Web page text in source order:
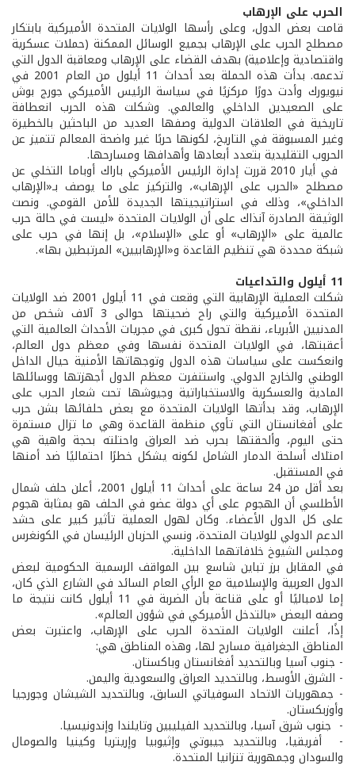
الحرب على الإرهاب
قامت بعض الدول، وعلى رأسها الولايات المتحدة الأميركية بابتكار
مصطلح الحرب على الإرهاب بجميع الوسائل الممكنة (حملات عسكرية
واقتصادية وإعلامية) بهدف القضاء على الإرهاب ومعاقبة الدول التي
تدعمه. بدأت هذه الحملة بعد أحداث 11 أيلول من العام 2001 في
نيويورك وأدت دورًا مركزيًا في سياسة الرئيس الأميركي جورج بوش
على الصعيدين الداخلي والعالمي. وشكلت هذه الحرب انعطافة
تاريخية في العلاقات الدولية وصفها العديد من الباحثين بالخطيرة
وغير المسبوقة في التاريخ، لكونها حربًا غير واضحة المعالم تتميز عن
الحروب التقليدية بتعدد أبعادها وأهدافها ومسارحها.
في أيار 2010 قررت إدارة الرئيس الأميركي باراك أوباما التخلي عن
مصطلح «الحرب على الإرهاب»، والتركيز على ما يوصف بـ«الإرهاب
الداخلي»، وذلك في استراتيجيتها الجديدة للأمن القومي. ونصت
الوثيقة الصادرة آنذاك على أن الولايات المتحدة «ليست في حالة حرب
عالمية على «الإرهاب» أو على «الإسلام»، بل إنها في حرب على
شبكة محددة هي تنظيم القاعدة و«الإرهابيين» المرتبطين بها».
11 أيلول والتداعيات
شكلت العملية الإرهابية التي وقعت في 11 أيلول 2001 ضد الولايات
المتحدة الأميركية والتي راح ضحيتها حوالى 3 آلاف شخص من
المدنيين الأبرياء، نقطة تحول كبرى في مجريات الأحداث العالمية التي
أعقبتها، في الولايات المتحدة نفسها وفي معظم دول العالم،
وانعكست على سياسات هذه الدول وتوجهاتها الأمنية حيال الداخل
الوطني والخارج الدولي. واستنفرت معظم الدول أجهزتها ووسائلها
المادية والعسكرية والاستخباراتية وجيوشها تحت شعار الحرب على
الإرهاب، وقد بدأتها الولايات المتحدة مع بعض حلفائها بشن حرب
على أفغانستان التي تأوي منظمة القاعدة وهي ما تزال مستمرة
حتى اليوم، وألحقتها بحرب ضد العراق واحتلته بحجة واهية هي
امتلاك أسلحة الدمار الشامل لكونه يشكل خطرًا احتماليًا ضد أمنها
في المستقبل.
بعد أقل من 24 ساعة على أحداث 11 أيلول 2001، أعلن حلف شمال
الأطلسي أن الهجوم على أي دولة عضو في الحلف هو بمثابة هجوم
على كل الدول الأعضاء. وكان لهول العملية تأثير كبير على حشد
الدعم الدولي للولايات المتحدة، ونسي الحزبان الرئيسان في الكونغرس
ومجلس الشيوخ خلافاتهما الداخلية.
في المقابل برز تباين شاسع بين المواقف الرسمية الحكومية لبعض
الدول العربية والإسلامية مع الرأي العام السائد في الشارع الذي كان،
إما لامباليًا أو على قناعة بأن الضربة في 11 أيلول كانت نتيجة ما
وصفه البعض «بالتدخل الأميركي في شؤون العالم».
إذًا، أعلنت الولايات المتحدة الحرب على الإرهاب، واعتبرت بعض
المناطق الجغرافية مسارح لها، وهذه المناطق هي:
- جنوب آسيا وبالتحديد أفغانستان وباكستان.
- الشرق الأوسط، وبالتحديد العراق والسعودية واليمن.
- جمهوريات الاتحاد السوفياتي السابق، وبالتحديد الشيشان وجورجيا
وأوزبكستان.
- جنوب شرق آسيا، وبالتحديد الفيليبين وتايلندا وإندونيسيا.
- أفريقيا، وبالتحديد جيبوتي وإثيوبيا وإريتريا وكينيا والصومال
والسودان وجمهورية تنزانيا المتحدة.